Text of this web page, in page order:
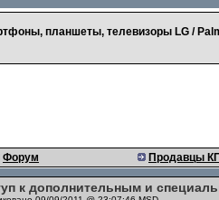
планшеты, телевизоры LG /
Форум Продавцы
к дополнительным и